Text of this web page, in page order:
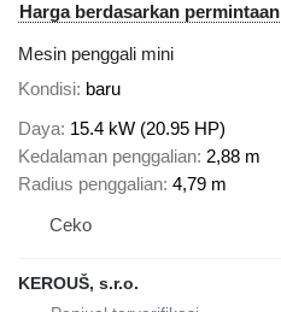
Harga berdasarkan permintaan
Mesin penggali mini
Kondisi baru
Daya 15.4 kW (20.95 HP)
Kedalaman penggalian 2,88 m
Radius penggalian 4,79 m
Ceko
KEROUŠ, s.r.o.